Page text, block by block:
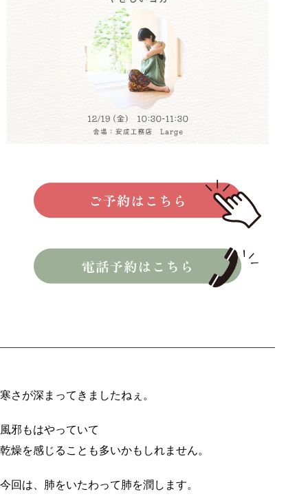
寒さが深まってきましたねぇ。
風邪もはやっていて
乾燥を感じることも多いかもしれません。
今回は、肺をいたわって肺を潤します。